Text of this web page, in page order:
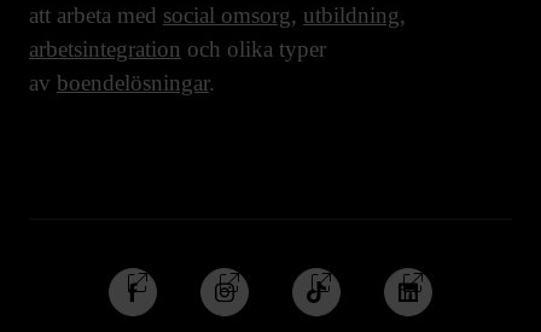
att arbeta med social omsorg, utbildning,
arbetsintegration och olika typer
av boendelösningar.
Följ
oss
Följ
oss
Följ
oss
Följ
oss